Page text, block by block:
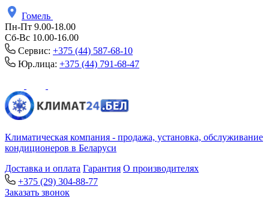
Гомель
Пн-Пт 9.00-18.00
Сб-Вс 10.00-16.00
Сервис: +375 (44) 587-68-10
Юр.лица: +375 (44) 791-68-47
Климатическая компания - продажа, установка, обслуживание
кондиционеров в Беларуси
Доставка и оплата Гарантия О производителях
+375 (29) 304-88-77
Заказать звонок